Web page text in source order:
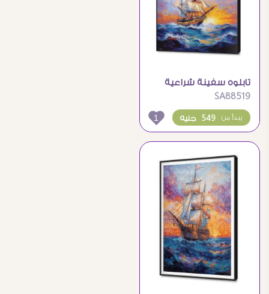
تابلوه سفينة شراعية
ضخمة
SA88519
549 جنيه يبدأ من 1